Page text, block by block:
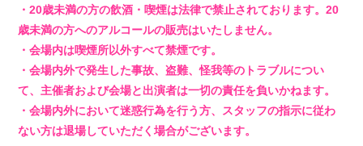
会員登録 ログイン
4log
movie
・20歳未満の方の飲酒・喫煙は法律で禁止されております。20
歳未満の方へのアルコールの販売はいたしません。
・会場内は喫煙所以外すべて禁煙です。
・会場内外で発生した事故、盗難、怪我等のトラブルについ
て、主催者および会場と出演者は一切の責任を負いかねます。
・会場内外において迷惑行為を行う方、スタッフの指示に従わ
ない方は退場していただく場合がございます。